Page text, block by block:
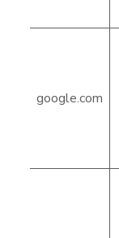
google.com